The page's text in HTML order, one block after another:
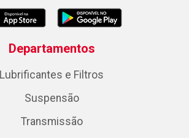
Departamentos
Lubrificantes e Filtros
Suspensão
Transmissão